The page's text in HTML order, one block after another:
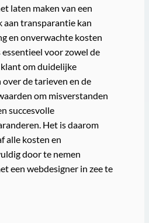
laten maken van een
aan transparantie kan
en onverwachte kosten
voor zowel de
om duidelijke
de tarieven en de
om misverstanden
succesvolle
Het is daarom
alle kosten en
door te nemen
een webdesigner in zee te